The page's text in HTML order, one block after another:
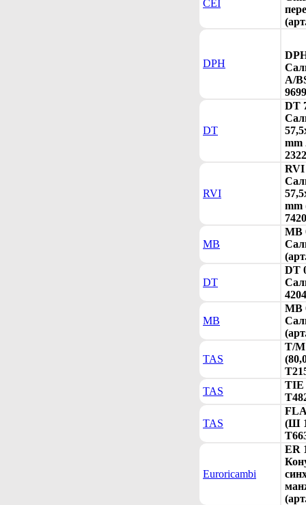
CEI
DPH
A/
DT
DT
mm
RVI
RVI
mm
MB
MB
DT
DT
MB
MB
TAS
T/
TAS
TIE
TAS
(Ш
Euroricambi
ER